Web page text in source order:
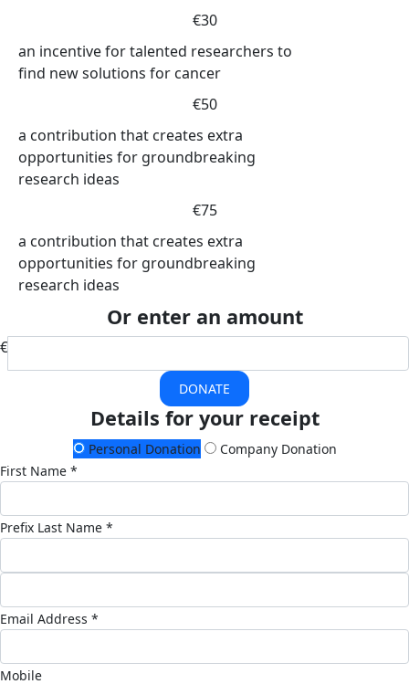
€30
an incentive for talented researchers to
find new solutions for cancer
€50
a contribution that creates extra
opportunities for groundbreaking
research ideas
€75
a contribution that creates extra
opportunities for groundbreaking
research ideas
Or enter an amount
€
DONATE
Details for your receipt
Personal Donation
Company Donation
First Name *
Prefix Last Name *
Email Address *
Mobile